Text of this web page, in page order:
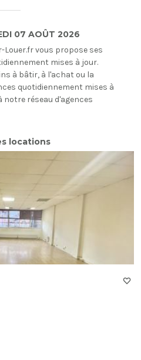
07 AOÛT 2026
vous propose ses
mises à jour.
à bâtir, à l'achat ou la
quotidiennement mises à
réseau d'agences
locations